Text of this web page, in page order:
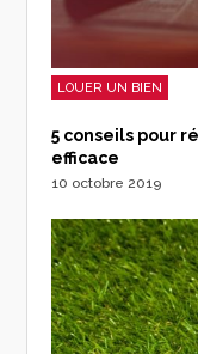
LOUER UN BIEN
5 conseils pour
efficace
10 octobre 2019